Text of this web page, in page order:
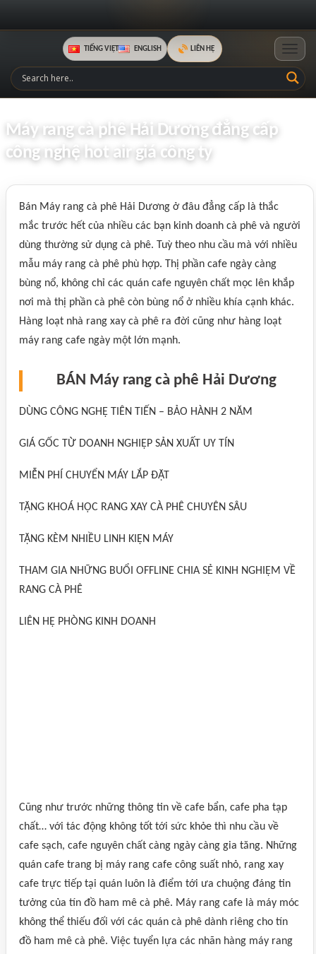
TIẾNG VIỆT ENGLISH LIÊN HỆ
Máy rang cà phê Hải Dương đẳng cấp
công nghệ hot air giá công ty
Bán Máy rang cà phê Hải Dương ở đâu đẳng cấp là thắc
mắc trước hết của nhiều các bạn kinh doanh cà phê và người
dùng thường sử dụng cà phê. Tuỳ theo nhu cầu mà với nhiều
mẫu máy rang cà phê phù hợp. Thị phần cafe ngày càng
bùng nổ, không chỉ các quán cafe nguyên chất mọc lên khắp
nơi mà thị phần cà phê còn bùng nổ ở nhiều khía cạnh khác.
Hàng loạt nhà rang xay cà phê ra đời cũng như hàng loạt
máy rang cafe ngày một lớn mạnh.
BÁN Máy rang cà phê Hải Dương
DÙNG CÔNG NGHỆ TIÊN TIẾN – BẢO HÀNH 2 NĂM
GIÁ GỐC TỪ DOANH NGHIỆP SẢN XUẤT UY TÍN
MIỄN PHÍ CHUYỂN MÁY LẮP ĐẶT
TẶNG KHOÁ HỌC RANG XAY CÀ PHÊ CHUYÊN SÂU
TẶNG KÈM NHIỀU LINH KIỆN MÁY
THAM GIA NHỮNG BUỔI OFFLINE CHIA SẺ KINH NGHIỆM VỀ
RANG CÀ PHÊ
LIÊN HỆ PHÒNG KINH DOANH
Cũng như trước những thông tin về cafe bẩn, cafe pha tạp
chất… với tác động không tốt tới sức khỏe thì nhu cầu về
cafe sạch, cafe nguyên chất càng ngày càng gia tăng. Những
quán cafe trang bị máy rang cafe công suất nhỏ, rang xay
cafe trực tiếp tại quán luôn là điểm tới ưa chuộng đáng tin
tưởng của tín đồ ham mê cà phê. Máy rang cafe là máy móc
không thể thiếu đối với các quán cà phê dành riêng cho tín
đồ ham mê cà phê. Việc tuyển lựa các nhãn hàng máy rang